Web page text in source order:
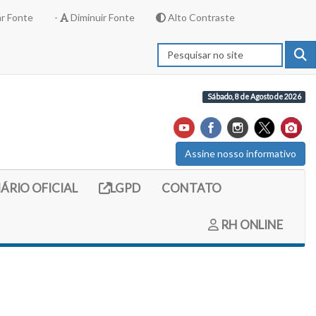
Fonte - Diminuir Fonte Alto Contraste
Sábado, 8 de Agosto de 2026
Assine nosso informativo
(site do diario oficial do legislativo)
OFICIAL Link externo (site com informações LGPD)
LGPD CONTATO
RH ONLINE